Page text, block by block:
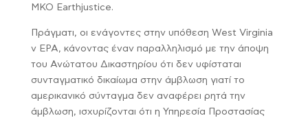
ΜΚΟ Earthjustice.
Πράγματι, οι ενάγοντες στην υπόθεση West Virginia
v EPA, κάνοντας έναν παραλληλισμό με την άποψη
του Ανώτατου Δικαστηρίου ότι δεν υφίσταται
συνταγματικό δικαίωμα στην άμβλωση γιατί το
αμερικανικό σύνταγμα δεν αναφέρει ρητά την
άμβλωση, ισχυρίζονται ότι η Υπηρεσία Προστασίας